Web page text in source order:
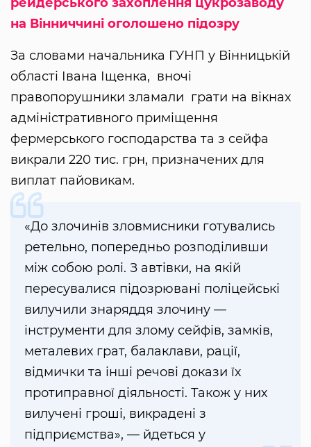
на Вінниччині оголошено підозру
За словами начальника ГУНП у Вінницькій
області Івана Іщенка, вночі
правопорушники зламали грати на вікнах
адміністративного приміщення
фермерського господарства та з сейфа
викрали 220 тис. грн, призначених для
виплат пайовикам.
«До злочинів зловмисники готувались
ретельно, попередньо розподіливши
між собою ролі. З автівки, на якій
пересувалися підозрювані поліцейські
вилучили знаряддя злочину —
інструменти для злому сейфів, замків,
металевих грат, балаклави, рації,
відмички та інші речові докази їх
протиправної діяльності. Також у них
вилучені гроші, викрадені з
підприємства», — йдеться у